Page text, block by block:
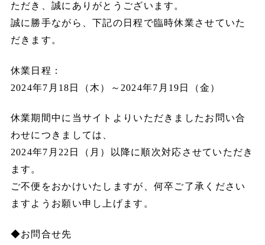
ただき、誠にありがとうございます。
誠に勝手ながら、下記の日程で臨時休業させていた
だきます。
休業日程：
2024年7月18日（木）～2024年7月19日（金）
休業期間中に当サイトよりいただきましたお問い合
わせにつきましては、
2024年7月22日（月）以降に順次対応させていただき
ます。
ご不便をおかけいたしますが、何卒ご了承ください
ますようお願い申し上げます。
◆お問合せ先